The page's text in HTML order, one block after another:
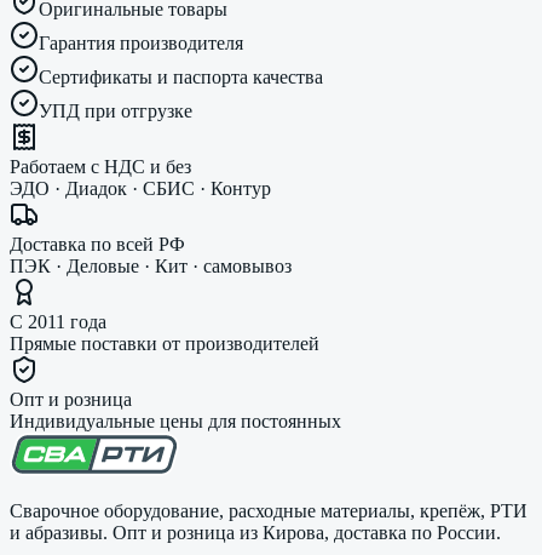
Оригинальные товары
Гарантия производителя
Сертификаты и паспорта качества
УПД при отгрузке
Работаем с НДС и без
ЭДО · Диадок · СБИС · Контур
Доставка по всей РФ
ПЭК · Деловые · Кит · самовывоз
С 2011 года
Прямые поставки от производителей
Опт и розница
Индивидуальные цены для постоянных
Сварочное оборудование, расходные материалы, крепёж, РТИ
и абразивы. Опт и розница из Кирова, доставка по России.